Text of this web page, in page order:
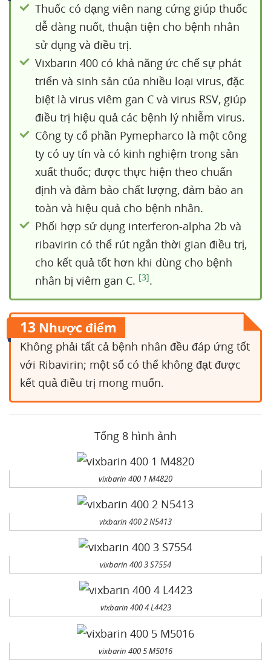
Thuốc có dạng viên nang cứng giúp thuốc
dễ dàng nuốt, thuận tiện cho bệnh nhân
sử dụng và điều trị.
Vixbarin 400 có khả năng ức chế sự phát
triển và sinh sản của nhiều loại virus, đặc
biệt là virus viêm gan C và virus RSV, giúp
điều trị hiệu quả các bệnh lý nhiễm virus.
Công ty cổ phần Pymepharco là một công
ty có uy tín và có kinh nghiệm trong sản
xuất thuốc; được thực hiện theo chuẩn
định và đảm bảo chất lượng, đảm bảo an
toàn và hiệu quả cho bệnh nhân.
Phối hợp sử dụng interferon-alpha 2b và
ribavirin có thể rút ngắn thời gian điều trị,
cho kết quả tốt hơn khi dùng cho bệnh
nhân bị viêm gan C. [3].
13 Nhược điểm
Không phải tất cả bệnh nhân đều đáp ứng tốt
với Ribavirin; một số có thể không đạt được
kết quả điều trị mong muốn.
Tổng 8 hình ảnh
vixbarin 400 1 M4820
vixbarin 400 2 N5413
vixbarin 400 3 S7554
vixbarin 400 4 L4423
vixbarin 400 5 M5016